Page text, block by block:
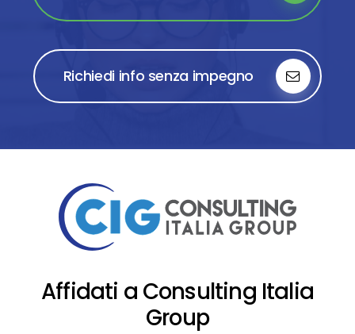
Richiedi info senza impegno
Affidati a Consulting Italia
Group